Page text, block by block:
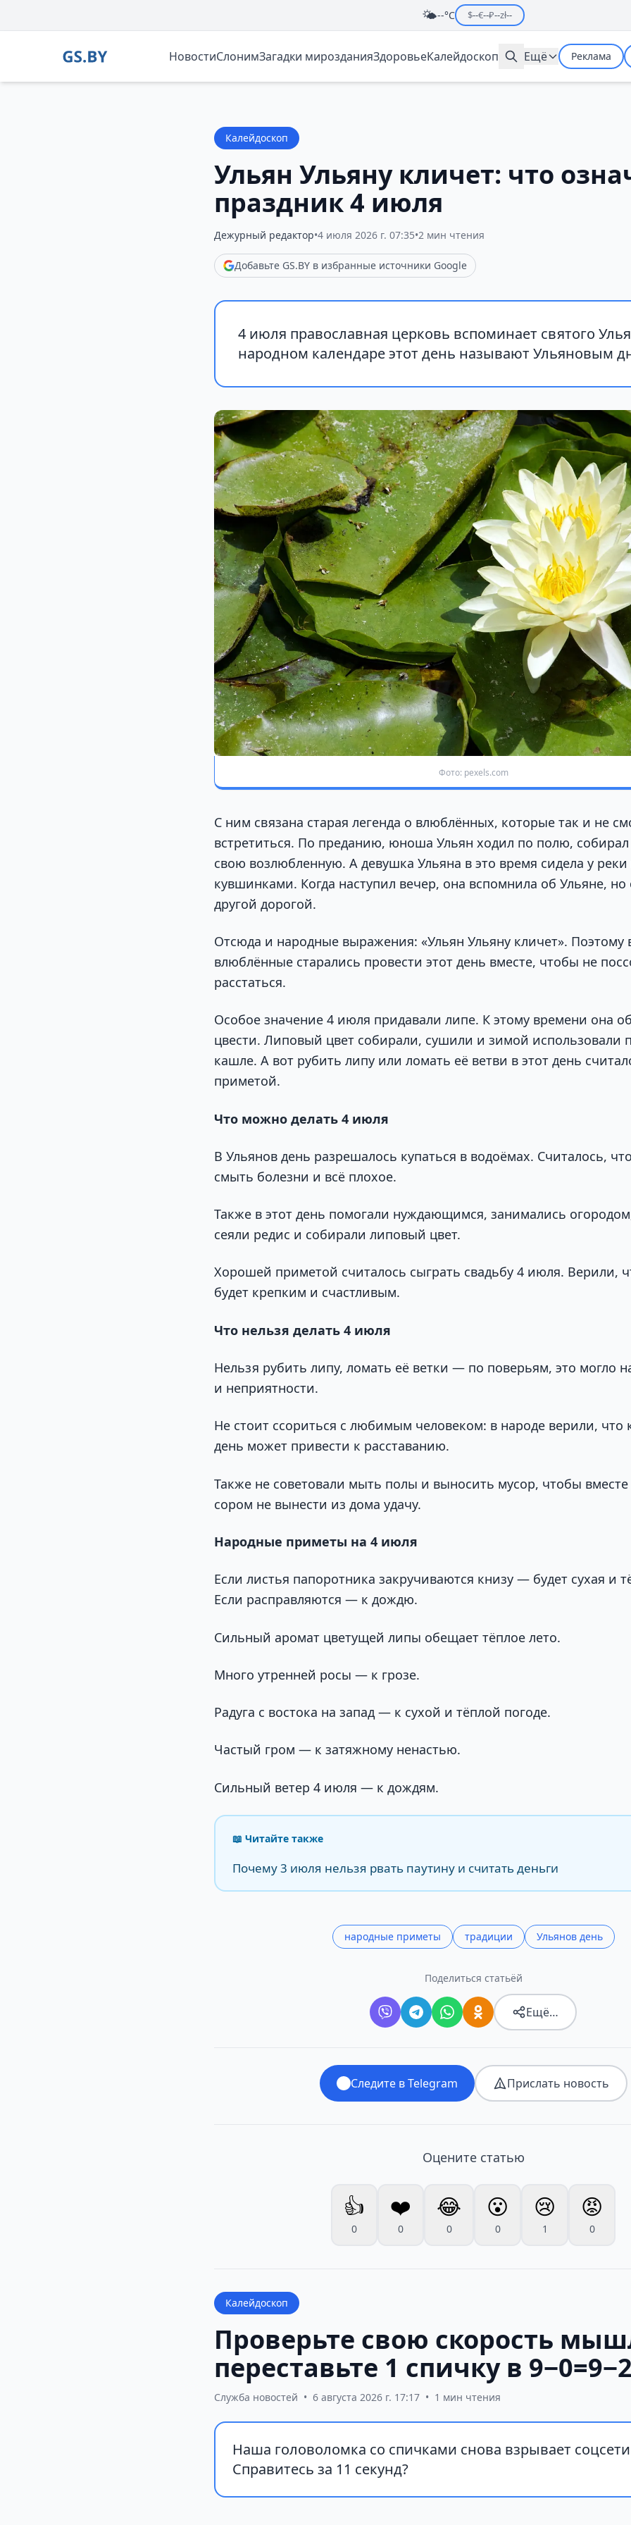
🌤️--°C $--€--₽--zł--
НовостиСлонимЗагадки мирозданияЗдоровьеКалейдоскоп Ещё Реклама
Калейдоскоп
Ульян Ульяну кличет: что
праздник 4 июля
Дежурный редактор•4 июля 2026 г. 07:35•2 мин чтения
Добавьте GS.BY в избранные источники Google
4 июля православная церковь вспоминает святого
народном календаре этот день называют Ульяновым
Фото: pexels.com
С ним связана старая легенда о влюблённых, которые так и не
встретиться. По преданию, юноша Ульян ходил по полю, собирал
свою возлюбленную. А девушка Ульяна в это время сидела у
кувшинками. Когда наступил вечер, она вспомнила об Ульяне,
другой дорогой.
Отсюда и народные выражения: «Ульян Ульяну кличет». Поэтому
влюблённые старались провести этот день вместе, чтобы не
расстаться.
Особое значение 4 июля придавали липе. К этому времени она
цвести. Липовый цвет собирали, сушили и зимой использовали
кашле. А вот рубить липу или ломать её ветви в этот день
приметой.
Что можно делать 4 июля
В Ульянов день разрешалось купаться в водоёмах. Считалось,
смыть болезни и всё плохое.
Также в этот день помогали нуждающимся, занимались
сеяли редис и собирали липовый цвет.
Хорошей приметой считалось сыграть свадьбу 4 июля. Верили,
будет крепким и счастливым.
Что нельзя делать 4 июля
Нельзя рубить липу, ломать её ветки — по поверьям, это могло
и неприятности.
Не стоит ссориться с любимым человеком: в народе верили, что
день может привести к расставанию.
Также не советовали мыть полы и выносить мусор, чтобы вместе
сором не вынести из дома удачу.
Народные приметы на 4 июля
Если листья папоротника закручиваются книзу — будет сухая и
Если расправляются — к дождю.
Сильный аромат цветущей липы обещает тёплое лето.
Много утренней росы — к грозе.
Радуга с востока на запад — к сухой и тёплой погоде.
Частый гром — к затяжному ненастью.
Сильный ветер 4 июля — к дождям.
📖 Читайте также
Почему 3 июля нельзя рвать паутину и считать деньги
народные приметы традиции Ульянов день
Поделиться статьёй
Ещё…
Следите в Telegram Прислать новость
Оцените статью
👍
0
❤️
0
😂
0
😮
0
😢
1
😡
0
Калейдоскоп
Проверьте свою скорость
переставьте 1 спичку в 9−0=9−2
Служба новостей • 6 августа 2026 г. 17:17 • 1 мин чтения
Наша головоломка со спичками снова взрывает
Справитесь за 11 секунд?